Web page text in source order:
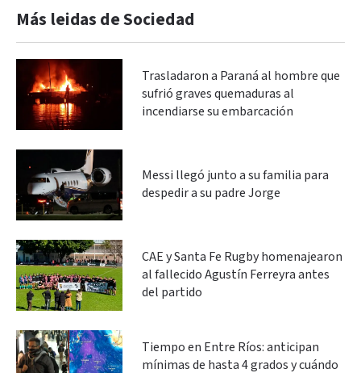
Más leidas de Sociedad
Trasladaron a Paraná al hombre que
sufrió graves quemaduras al
incendiarse su embarcación
Messi llegó junto a su familia para
despedir a su padre Jorge
CAE y Santa Fe Rugby homenajearon
al fallecido Agustín Ferreyra antes
del partido
Tiempo en Entre Ríos: anticipan
mínimas de hasta 4 grados y cuándo